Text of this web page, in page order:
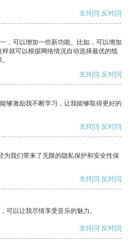
支持[0] 反对[0]
，可以增加一些新功能。比如，可以增加
就可以根据网络情况自动选择最优的线
支持[0] 反对[0]
够激励我不断学习，让我能够取得更好的
支持[0] 反对[0]
为我们带来了无限的隐私保护和安全性保
支持[0] 反对[0]
可以让我尽情享受音乐的魅力。
支持[0] 反对[0]